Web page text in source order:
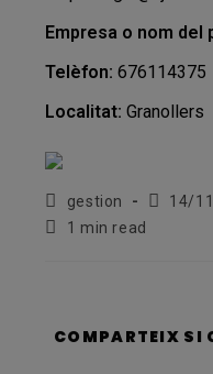
Empresa o nom del
Telèfon: 676114375
Localitat: Granollers
Autor
de
gestion
Entrada
14/
Temps1 min read
COMPARTEIX SI